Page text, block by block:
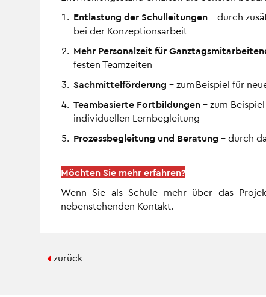
Entlastung der Schulleitungen – durch
bei der Konzeptionsarbeit
Mehr Personalzeit für
festen Teamzeiten
Sachmittelförderung – zum Beispiel für
Teambasierte Fortbildungen– zum
individuellen Lernbegleitung
Prozessbegleitung und Beratung – durch
Möchten Sie mehr erfahren?
Wenn Sie als Schule mehr über das
nebenstehenden Kontakt.
zurück